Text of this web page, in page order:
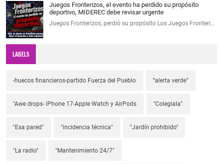
Juegos Fronterizos, el evento ha perdido su propósito
deportivo, MIDEREC debe revisar urgente
Juegos Fronterizos, perdió su propósito Los Juegos Fronteri…
LABELS
-huecos financieros-partido Fuerza del Pueblo ”alerta verde”
"Awe drops- iPhone 17-Apple Watch y AirPods "Colegiala"
"Esa pared" "incidencia técnica" "Jardín prohibido"
"La radio" "Mantenimiento 24/7"